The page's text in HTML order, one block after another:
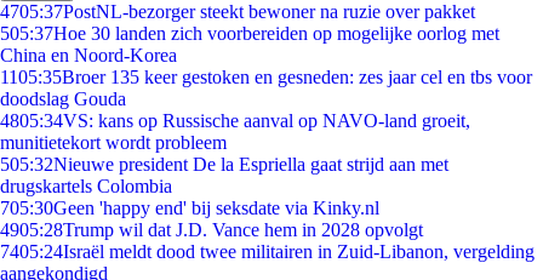
4705:37PostNL-bezorger steekt bewoner na ruzie over pakket
505:37Hoe 30 landen zich voorbereiden op mogelijke oorlog met
China en Noord-Korea
1105:35Broer 135 keer gestoken en gesneden: zes jaar cel en tbs voor
doodslag Gouda
4805:34VS: kans op Russische aanval op NAVO-land groeit,
munitietekort wordt probleem
505:32Nieuwe president De la Espriella gaat strijd aan met
drugskartels Colombia
705:30Geen 'happy end' bij seksdate via Kinky.nl
4905:28Trump wil dat J.D. Vance hem in 2028 opvolgt
7405:24Israël meldt dood twee militairen in Zuid-Libanon, vergelding
aangekondigd